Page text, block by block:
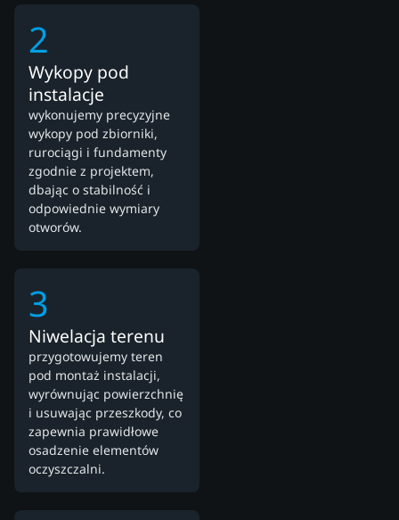
2
Wykopy pod
instalacje
wykonujemy precyzyjne
wykopy pod zbiorniki,
rurociągi i fundamenty
zgodnie z projektem,
dbając o stabilność i
odpowiednie wymiary
otworów.
3
Niwelacja terenu
przygotowujemy teren
pod montaż instalacji,
wyrównując powierzchnię
i usuwając przeszkody, co
zapewnia prawidłowe
osadzenie elementów
oczyszczalni.